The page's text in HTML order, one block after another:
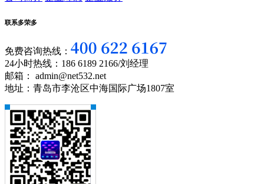
联系多荣多
免费咨询热线：
24小时热线：186 6189 2166/刘经理
邮箱： admin@net532.net
地址：青岛市李沧区中海国际广场1807室